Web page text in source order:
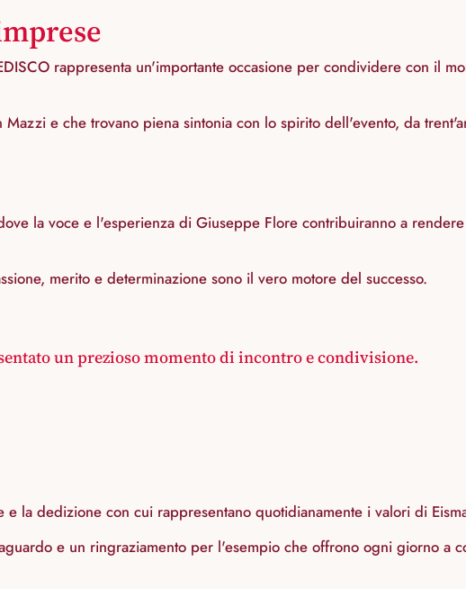
rappresenta un'importante occasione per condividere con il
e che trovano piena sintonia con lo spirito dell'evento, da
la voce e l'esperienza di Giuseppe Flore contribuiranno a
merito e determinazione sono il vero motore del successo.
un prezioso momento di incontro e condivisione.
la dedizione con cui rappresentano quotidianamente i valori di
e un ringraziamento per l'esempio che offrono ogni giorno a